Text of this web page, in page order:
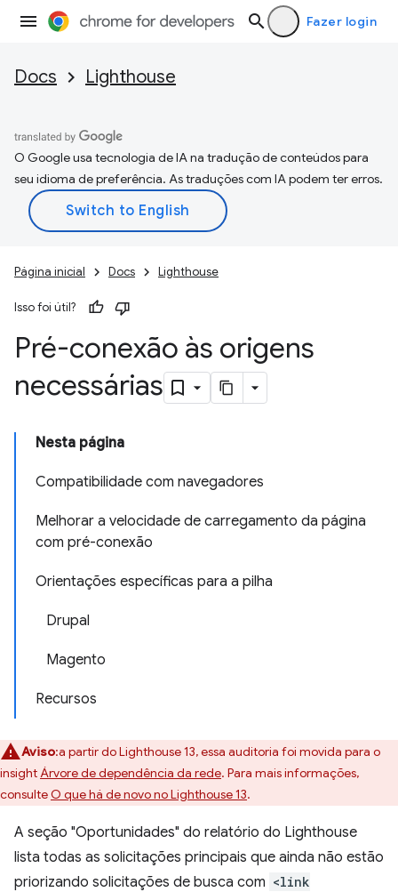
Fazer login
Docs Lighthouse
O Google usa tecnologia de IA na tradução de conteúdos para
seu idioma de preferência. As traduções com IA podem ter erros.
Página inicial Docs Lighthouse
Isso foi útil?
Pré-conexão às origens
necessárias
Nesta página
Compatibilidade com navegadores
Melhorar a velocidade de carregamento da página
com pré-conexão
Orientações específicas para a pilha
Drupal
Magento
Recursos
Aviso:a partir do Lighthouse 13, essa auditoria foi movida para o
insightÁrvore de dependência da rede. Para mais informações,
consulteO que há de novo no Lighthouse 13.
A seção "Oportunidades" do relatório do Lighthouse
lista todas as solicitações principais que ainda não estão
priorizando solicitações de busca com <link